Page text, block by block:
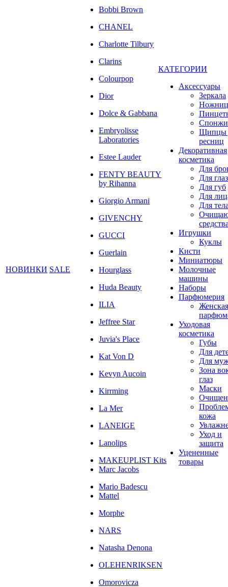
НОВИНКИ SALE
Bobbi Brown
CHANEL
Charlotte Tilbury
Clarins
Colourpop
Dior
Dolce & Gabbana
Embryolisse
Laboratories
Estee Lauder
FENTY BEAUTY
by Rihanna
Giorgio Armani
GIVENCHY
GUCCI
Guerlain
Hourglass
Huda Beauty
ILIA
Jeffree Star
Juvia's Place
Kat Von D
Kevyn Aucoin
Kirrming
La Mer
LANEIGE
Lanolips
MAKEUPLIST Kits
Marc Jacobs
Mario Badescu
Mattel
Morphe
NARS
Natasha Denona
OLEHENRIKSEN
Omorovicza
КАТЕГОРИИ
Аксессуары
Зеркала
Спонжи
Щипцы
ресниц
Декоративная
косметика
Для
Для глаз
Для губ
Для
Для
Игрушки
Куклы
Кисти
Миниатюры
Молочные
машины
Наборы
Парфюмерия
Женская
Уходовая
косметика
Губы
Для
Для
Зона
глаз
Маски
кожа
Уход и
защита
Уцененные
товары